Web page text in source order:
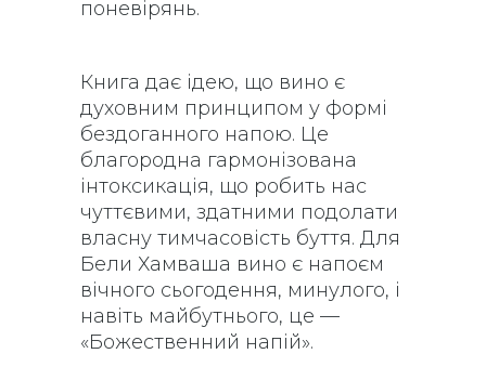
поневірянь.
Книга дає ідею, що вино є
духовним принципом у формі
бездоганного напою. Це
благородна гармонізована
інтоксикація, що робить нас
чуттєвими, здатними подолати
власну тимчасовість буття. Для
Бели Хамваша вино є напоєм
вічного сьогодення, минулого, і
навіть майбутнього, це —
«Божественний напій».